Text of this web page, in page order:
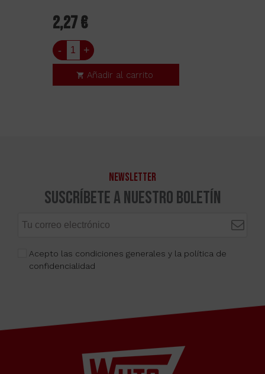
2,27 €
- +
Añadir al carrito
NEWSLETTER
Suscríbete a nuestro boletín
Acepto las condiciones generales y la política de
confidencialidad